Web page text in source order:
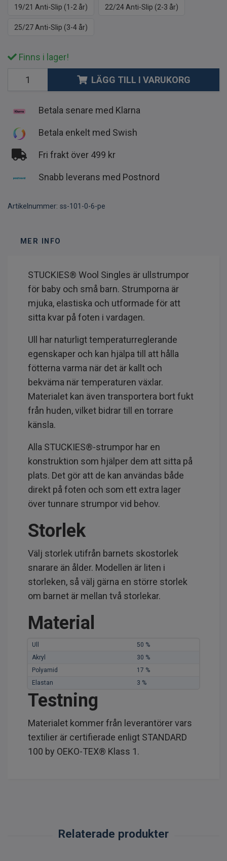
19/21 Anti-Slip (1-2 år) 22/24 Anti-Slip (2-3 år)
25/27 Anti-Slip (3-4 år)
Finns i lager!
LÄGG TILL I VARUKORG
Betala senare med Klarna
Betala enkelt med Swish
Fri frakt över 499 kr
Snabb leverans med Postnord
Artikelnummer: ss-101-0-6-pe
MER INFO
STUCKIES® Wool Singles är ullstrumpor
för baby och små barn. Strumporna är
mjuka, elastiska och utformade för att
sitta kvar på foten i vardagen.
Ull har naturligt temperaturreglerande
egenskaper och kan hjälpa till att hålla
fötterna varma när det är kallt och
bekväma när temperaturen växlar.
Materialet kan även transportera bort fukt
från huden, vilket bidrar till en torrare
känsla.
Alla STUCKIES®-strumpor har en
konstruktion som hjälper dem att sitta på
plats. Det gör att de kan användas både
direkt på foten och som ett extra lager
över tunnare strumpor vid behov.
Storlek
Välj storlek utifrån barnets skostorlek
snarare än ålder. Modellen är liten i
storleken, så välj gärna en större storlek
om barnet är mellan två storlekar.
Material
Ull
50 %
Akryl
30 %
Polyamid
17 %
Elastan
3 %
Testning
Materialet kommer från leverantörer vars
textilier är certifierade enligt STANDARD
100 by OEKO-TEX® Klass 1.